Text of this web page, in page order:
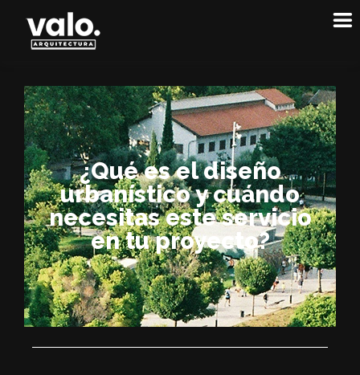
¿Qué es el diseño
urbanístico y cuándo
necesitas este servicio
en tu proyecto?